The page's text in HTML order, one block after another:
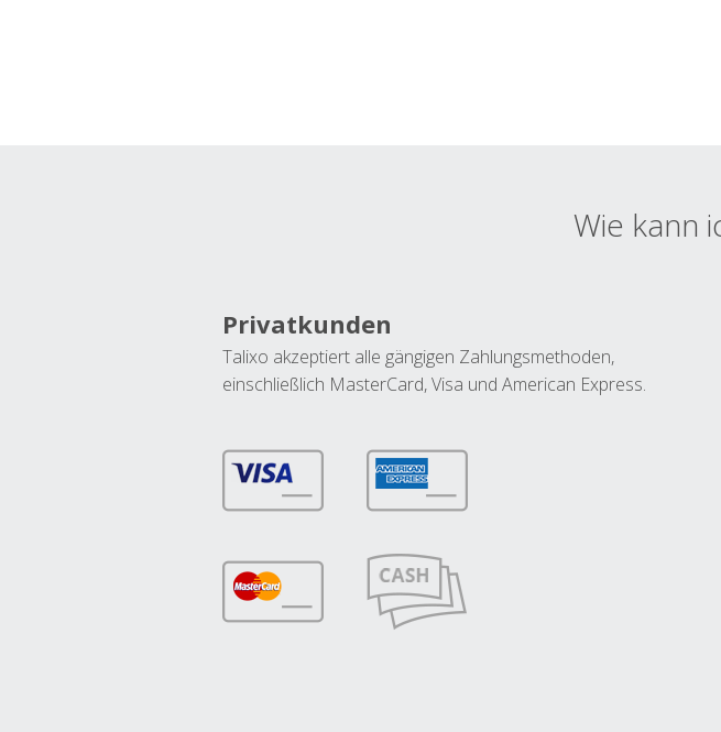
Wie kann
Privatkunden
Talixo akzeptiert alle gängigen Zahlungsmethoden,
einschließlich MasterCard, Visa und American Express.